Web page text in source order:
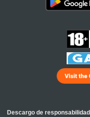
Descargo de responsabilidad